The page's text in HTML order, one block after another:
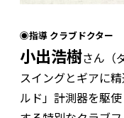
◉指導 クラブドクター
小出浩樹さん（
スイングとギアに
ルド」計測器を駆